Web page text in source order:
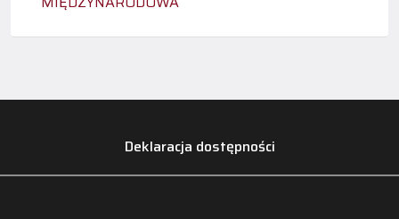
Deklaracja dostępności